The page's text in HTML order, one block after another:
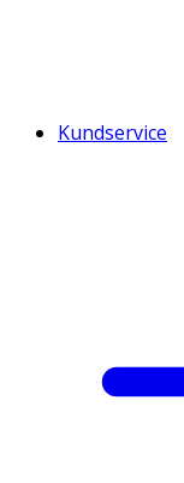
Kundservice